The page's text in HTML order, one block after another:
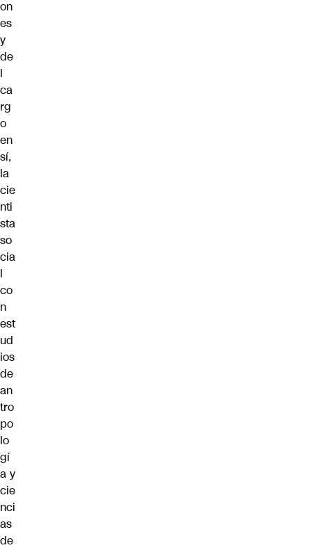
on
es
y
de
l
ca
rg
o
en
sí,
la
cie
nti
sta
so
cia
l
co
n
est
ud
ios
de
an
tro
po
lo
gí
a y
cie
nci
as
de